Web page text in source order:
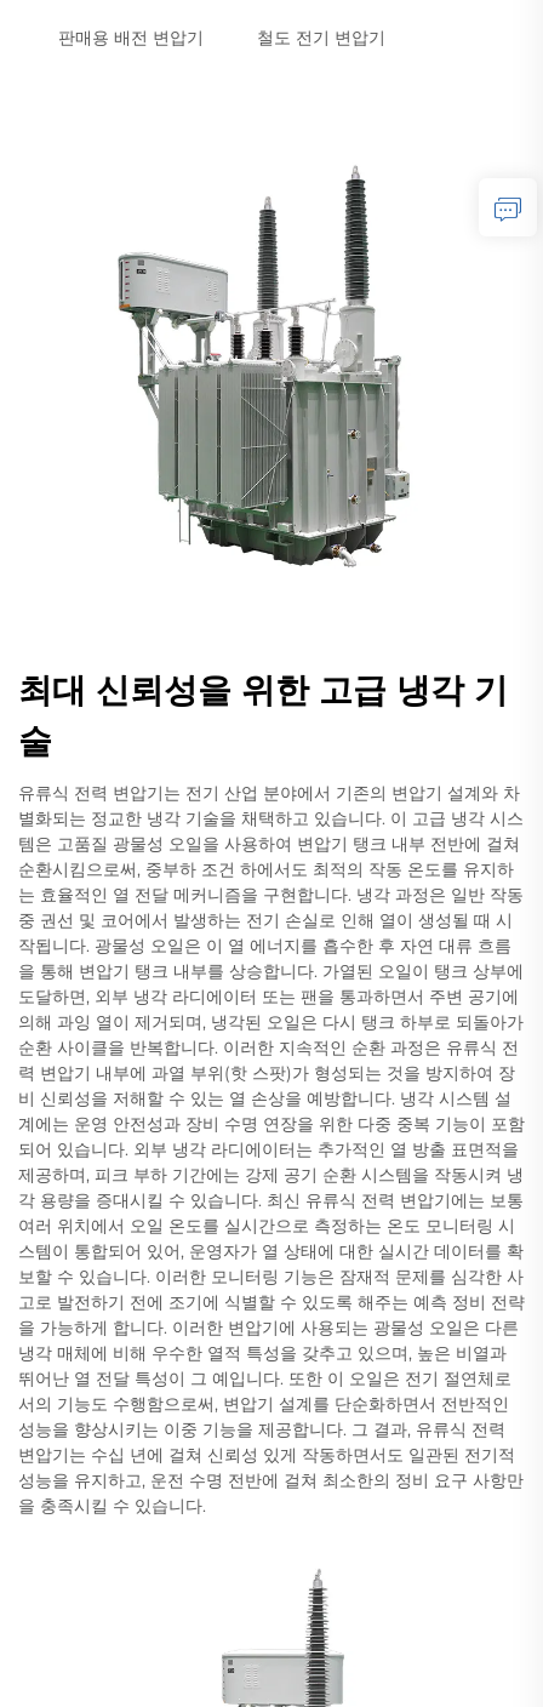
판매용 배전 변압기 철도 전기 변압기
최대 신뢰성을 위한 고급 냉각 기
술
유류식 전력 변압기는 전기 산업 분야에서 기존의 변압기 설계와 차
별화되는 정교한 냉각 기술을 채택하고 있습니다. 이 고급 냉각 시스
템은 고품질 광물성 오일을 사용하여 변압기 탱크 내부 전반에 걸쳐
순환시킴으로써, 중부하 조건 하에서도 최적의 작동 온도를 유지하
는 효율적인 열 전달 메커니즘을 구현합니다. 냉각 과정은 일반 작동
중 권선 및 코어에서 발생하는 전기 손실로 인해 열이 생성될 때 시
작됩니다. 광물성 오일은 이 열 에너지를 흡수한 후 자연 대류 흐름
을 통해 변압기 탱크 내부를 상승합니다. 가열된 오일이 탱크 상부에
도달하면, 외부 냉각 라디에이터 또는 팬을 통과하면서 주변 공기에
의해 과잉 열이 제거되며, 냉각된 오일은 다시 탱크 하부로 되돌아가
순환 사이클을 반복합니다. 이러한 지속적인 순환 과정은 유류식 전
력 변압기 내부에 과열 부위(핫 스팟)가 형성되는 것을 방지하여 장
비 신뢰성을 저해할 수 있는 열 손상을 예방합니다. 냉각 시스템 설
계에는 운영 안전성과 장비 수명 연장을 위한 다중 중복 기능이 포함
되어 있습니다. 외부 냉각 라디에이터는 추가적인 열 방출 표면적을
제공하며, 피크 부하 기간에는 강제 공기 순환 시스템을 작동시켜 냉
각 용량을 증대시킬 수 있습니다. 최신 유류식 전력 변압기에는 보통
여러 위치에서 오일 온도를 실시간으로 측정하는 온도 모니터링 시
스템이 통합되어 있어, 운영자가 열 상태에 대한 실시간 데이터를 확
보할 수 있습니다. 이러한 모니터링 기능은 잠재적 문제를 심각한 사
고로 발전하기 전에 조기에 식별할 수 있도록 해주는 예측 정비 전략
을 가능하게 합니다. 이러한 변압기에 사용되는 광물성 오일은 다른
냉각 매체에 비해 우수한 열적 특성을 갖추고 있으며, 높은 비열과
뛰어난 열 전달 특성이 그 예입니다. 또한 이 오일은 전기 절연체로
서의 기능도 수행함으로써, 변압기 설계를 단순화하면서 전반적인
성능을 향상시키는 이중 기능을 제공합니다. 그 결과, 유류식 전력
변압기는 수십 년에 걸쳐 신뢰성 있게 작동하면서도 일관된 전기적
성능을 유지하고, 운전 수명 전반에 걸쳐 최소한의 정비 요구 사항만
을 충족시킬 수 있습니다.